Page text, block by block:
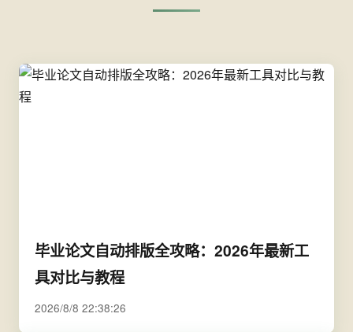
毕业论文自动排版全攻略：2026年最新工
具对比与教程
2026/8/8 22:38:26